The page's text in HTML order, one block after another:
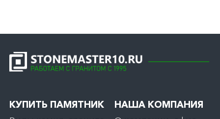
КУПИТЬ ПАМЯТНИК
НАША КОМПАНИЯ